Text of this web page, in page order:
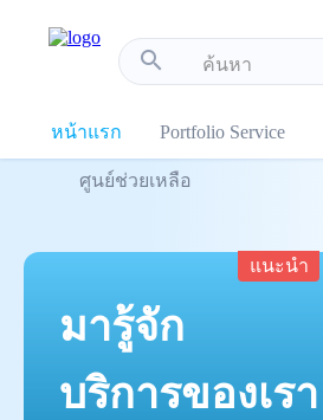
search
หน้าแรก Portfolio Service
ศูนย์ช่วยเหลือ
แนะนำ
มารู้จัก
บริการของเรา